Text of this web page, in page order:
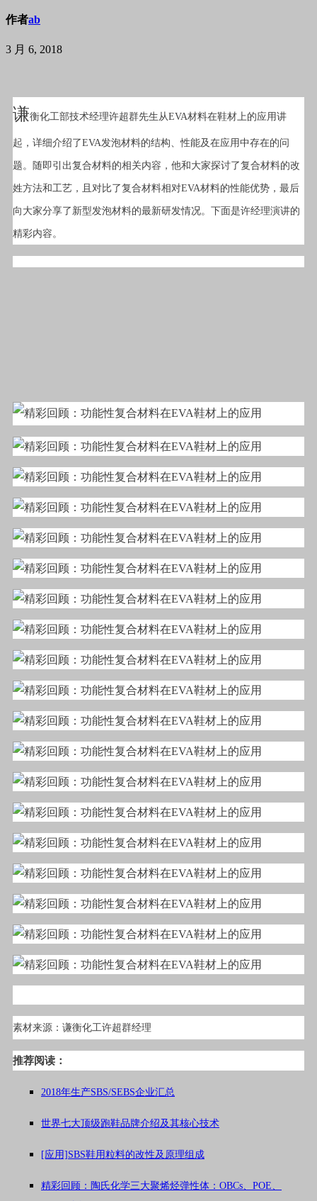
作者ab
3 月 6, 2018
谦衡化工部技术经理许超群先生从EVA材料在鞋材上的应用讲
起，详细介绍了EVA发泡材料的结构、性能及在应用中存在的问
题。随即引出复合材料的相关内容，他和大家探讨了复合材料的改
姓方法和工艺，且对比了复合材料相对EVA材料的性能优势，最后
向大家分享了新型发泡材料的最新研发情况。下面是许经理演讲的
精彩内容。
素材来源： 谦衡化工许超群经理
推荐阅读：
2018年生产SBS/SEBS企业汇总
世界七大顶级跑鞋品牌介绍及其核心技术
[应用]SBS鞋用粒料的改性及原理组成
精彩回顾：陶氏化学三大聚烯烃弹性体：OBCs、POE、